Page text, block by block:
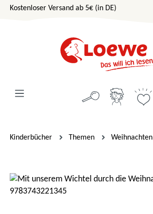
Zum Hauptinhalt springen
Kostenloser Versand ab 5€ (in DE)
Kinderbücher Themen Weihnachten
Bildergalerie überspringen